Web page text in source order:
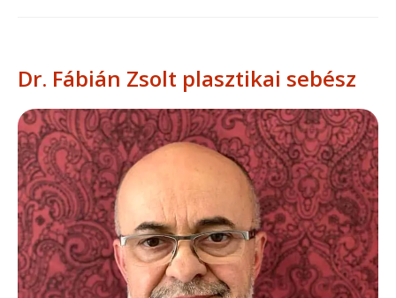
Dr. Fábián Zsolt plasztikai sebész